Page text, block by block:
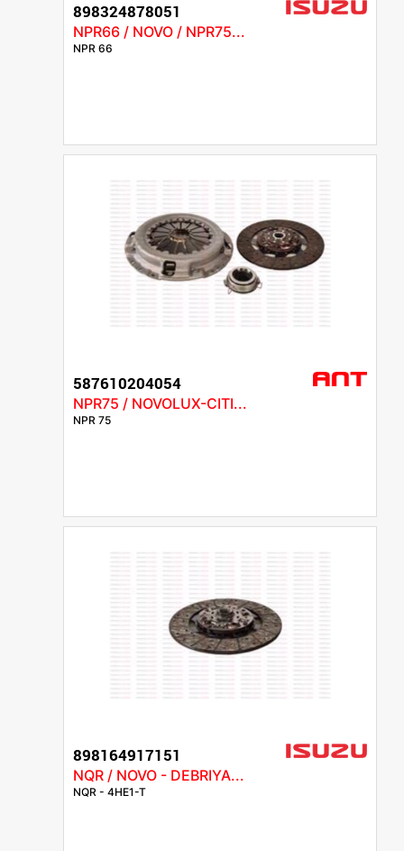
898324878051
NPR66 / NOVO / NPR75...
NPR 66
587610204054
NPR75 / NOVOLUX-CITI...
NPR 75
898164917151
NQR / NOVO - DEBRIYA...
NQR - 4HE1-T